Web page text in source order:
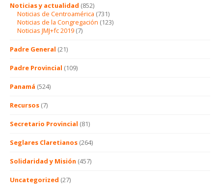
Noticias y actualidad (852)
Noticias de Centroamérica (731)
Noticias de la Congregación (123)
Noticias JMJ+fc 2019 (7)
Padre General (21)
Padre Provincial (109)
Panamá (524)
Recursos (7)
Secretario Provincial (81)
Seglares Claretianos (264)
Solidaridad y Misión (457)
Uncategorized (27)